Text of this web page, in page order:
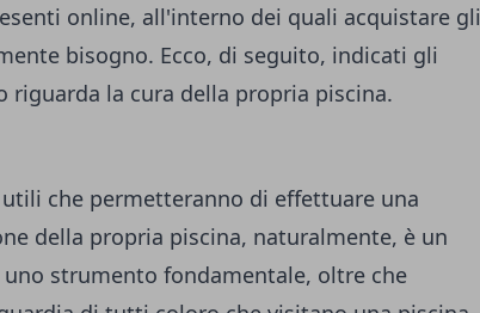
online, all'interno dei quali acquistare gli
bisogno. Ecco, di seguito, indicati gli
la cura della propria piscina.
che permetteranno di effettuare una
della propria piscina, naturalmente, è un
strumento fondamentale, oltre che